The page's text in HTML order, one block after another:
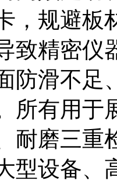
，规避板
致精密仪
防滑不足
所有用于
耐磨三重
型设备、